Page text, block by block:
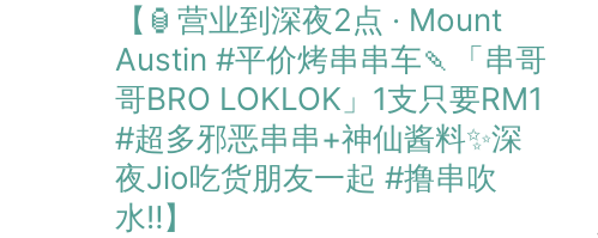
【🏮营业到深夜2点 · Mount
Austin #平价烤串串车🍡「串哥
哥BRO LOKLOK」1支只要RM1
#超多邪恶串串+神仙酱料✨深
夜Jio吃货朋友一起 #撸串吹
水‼️】